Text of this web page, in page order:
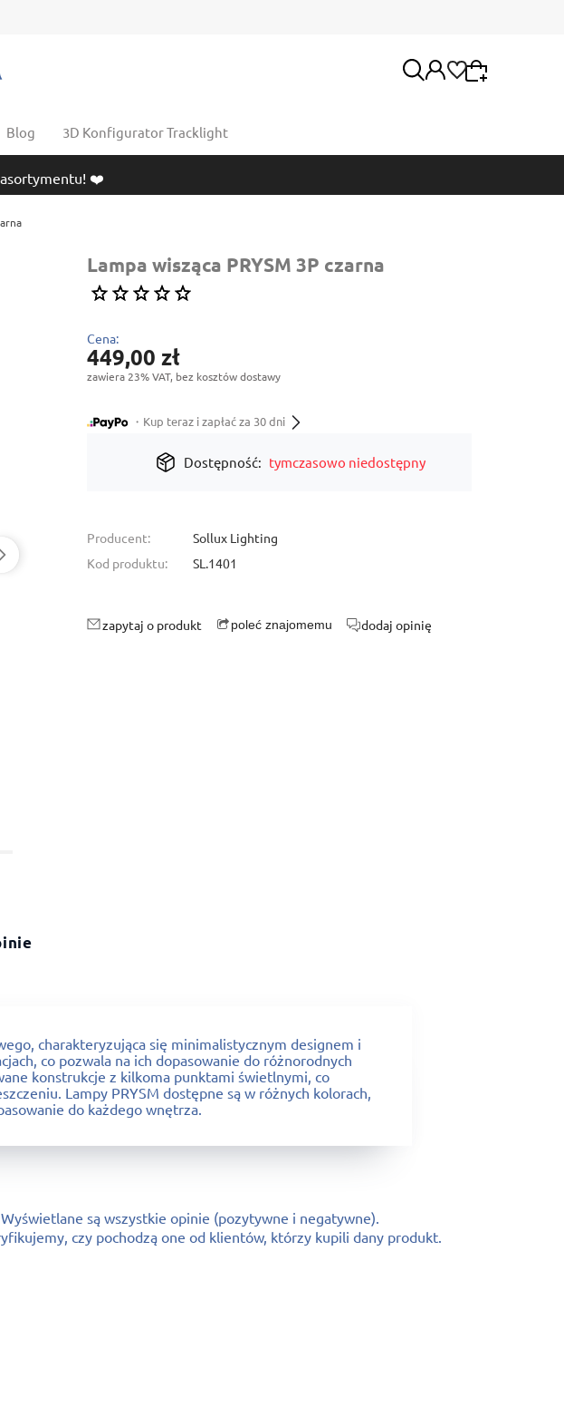
Blog 3D Konfigurator Tracklight
asortymentu! ❤️
Lampa wisząca PRYSM 3P czarna
Cena:
449,00 zł
zawiera 23% VAT, bez kosztów dostawy
・Kup teraz i zapłać za 30 dni
Dostępność: tymczasowo niedostępny
Producent:
Sollux Lighting
Kod produktu:
SL.1401
zapytaj o produkt poleć znajomemu dodaj opinię
charakteryzująca się minimalistycznym designem i
co pozwala na ich dopasowanie do różnorodnych
konstrukcje z kilkoma punktami świetlnymi, co
Lampy PRYSM dostępne są w różnych kolorach,
do każdego wnętrza.
Wyświetlane są wszystkie opinie (pozytywne i negatywne).
czy pochodzą one od klientów, którzy kupili dany produkt.